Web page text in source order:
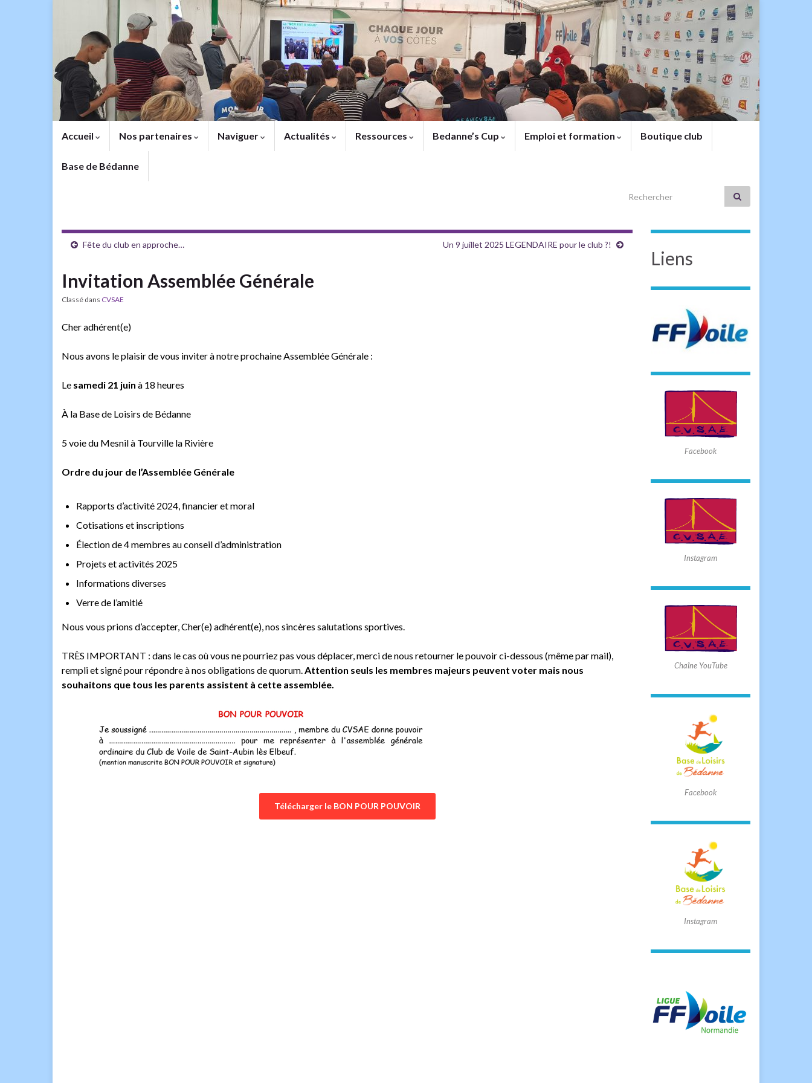
Accueil Nos partenaires Naviguer Actualités Ressources Bedanne’s Cup Emploi et formation Boutique club
Base de Bédanne
Search for:
Fête du club en approche… Un 9 juillet 2025 LEGENDAIRE pour le club ?!
Invitation Assemblée Générale
Classé dans CVSAE
Cher adhérent(e)
Nous avons le plaisir de vous inviter à notre prochaine Assemblée Générale :
Le samedi 21 juin à 18 heures
À la Base de Loisirs de Bédanne
5 voie du Mesnil à Tourville la Rivière
Ordre du jour de l’Assemblée Générale
Rapports d’activité 2024, financier et moral
Cotisations et inscriptions
Élection de 4 membres au conseil d’administration
Projets et activités 2025
Informations diverses
Verre de l’amitié
Nous vous prions d’accepter, Cher(e) adhérent(e), nos sincères salutations sportives.
TRÈS IMPORTANT : dans le cas où vous ne pourriez pas vous déplacer, merci de nous retourner le pouvoir ci-dessous (même par mail),
rempli et signé pour répondre à nos obligations de quorum.Attention seuls les membres majeurs peuvent voter mais nous
souhaitons que tous les parents assistent à cette assemblée.
Télécharger le BON POUR POUVOIR
Liens
Facebook
Instagram
Chaîne YouTube
Facebook
Instagram